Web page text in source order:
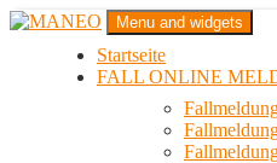
Zum
MANEO
Das schwule Anti-Gewalt-Projekt
Menu and widgets
Startseite
FALL ONLINE